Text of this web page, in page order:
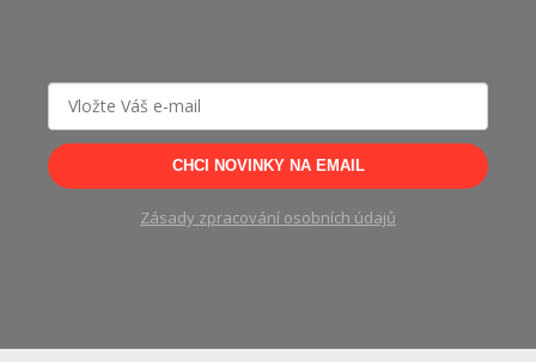
CHCI NOVINKY NA EMAIL
Zásady zpracování osobních údajů